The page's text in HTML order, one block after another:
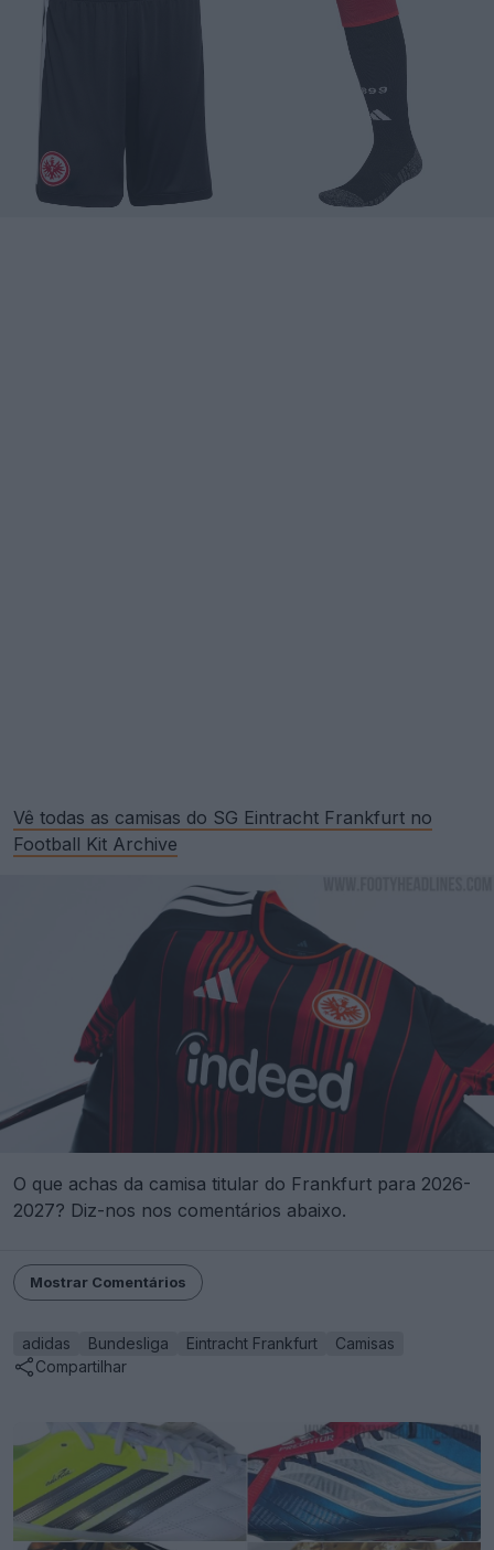
Vê todas as camisas do SG Eintracht Frankfurt no
Football Kit Archive
O que achas da camisa titular do Frankfurt para 2026-
2027? Diz-nos nos comentários abaixo.
Mostrar Comentários
adidas Bundesliga Eintracht Frankfurt
Camisas
Compartilhar